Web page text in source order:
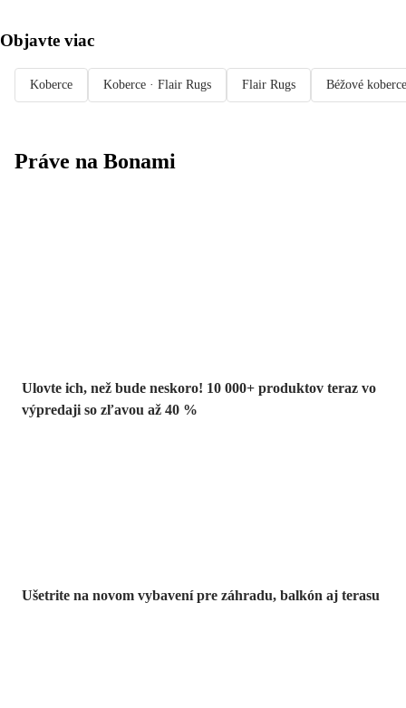
Objavte viac
Koberce Koberce · Flair Rugs Flair Rugs Béžové koberce
Práve na Bonami
Ulovte ich, než bude neskoro! 10 000+ produktov teraz vo
výpredaji so zľavou až 40 %
Ušetrite na novom vybavení pre záhradu, balkón aj terasu